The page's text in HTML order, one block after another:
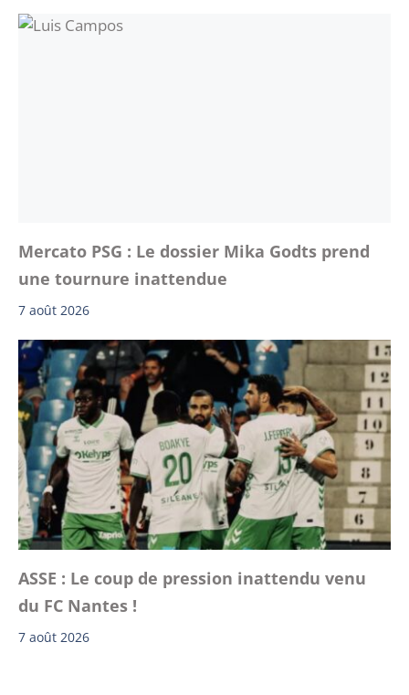
Mercato PSG : Le dossier Mika Godts prend
une tournure inattendue
7 août 2026
ASSE : Le coup de pression inattendu venu
du FC Nantes !
7 août 2026